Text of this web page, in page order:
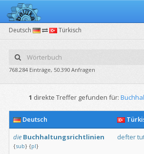
Deutsch Türkisch
768.284 Einträge, 50.390 Anfragen
1 direkte Treffer gefunden für:
Deutsch
die Buchhaltungsrichtlinien
{sub} {pl}
defter